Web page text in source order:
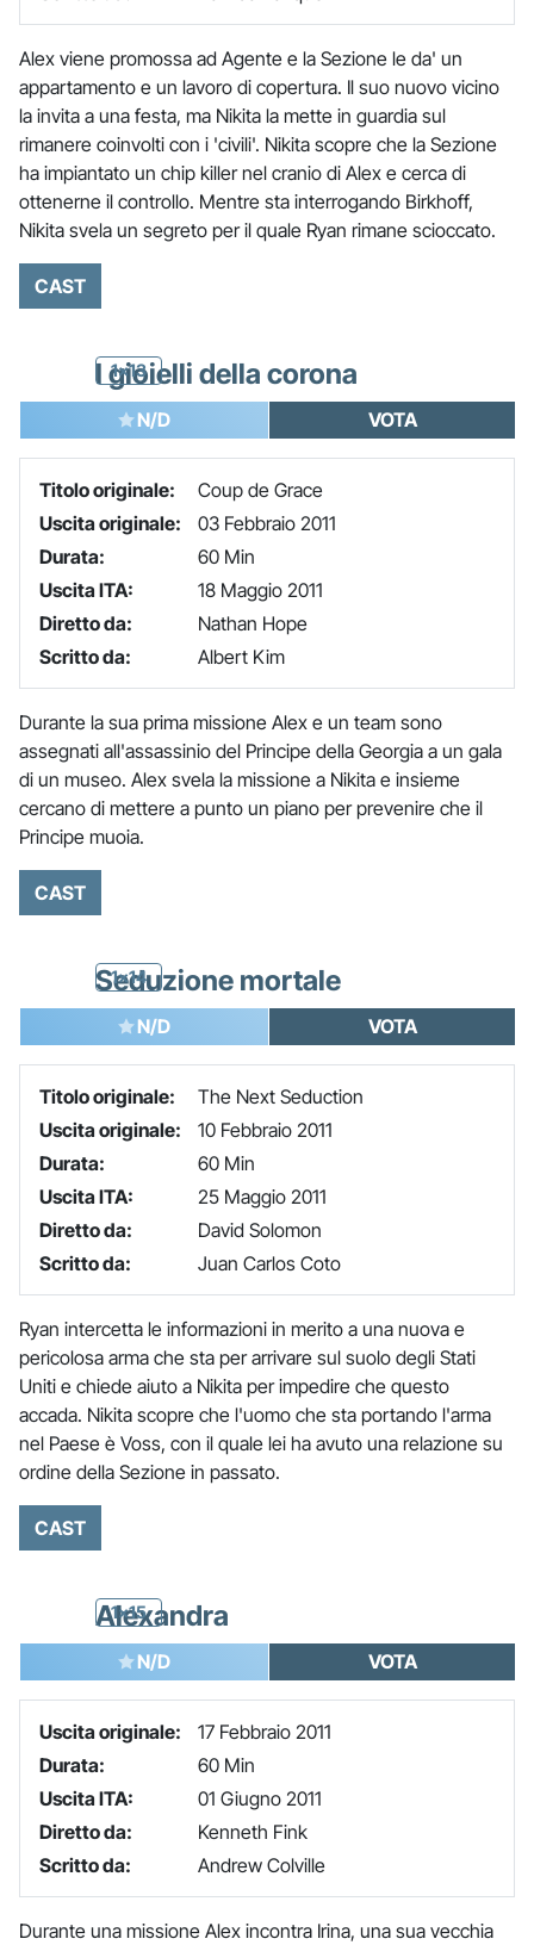
Alex viene promossa ad Agente e la Sezione le da' un
appartamento e un lavoro di copertura. Il suo nuovo vicino
la invita a una festa, ma Nikita la mette in guardia sul
rimanere coinvolti con i 'civili'. Nikita scopre che la Sezione
ha impiantato un chip killer nel cranio di Alex e cerca di
ottenerne il controllo. Mentre sta interrogando Birkhoff,
Nikita svela un segreto per il quale Ryan rimane scioccato.
CAST
1x13
I gioielli della corona
N/D VOTA
Titolo originale:
Coup de Grace
Uscita originale:
03 Febbraio 2011
Durata:
60 Min
Uscita ITA:
18 Maggio 2011
Diretto da:
Nathan Hope
Scritto da:
Albert Kim
Durante la sua prima missione Alex e un team sono
assegnati all'assassinio del Principe della Georgia a un gala
di un museo. Alex svela la missione a Nikita e insieme
cercano di mettere a punto un piano per prevenire che il
Principe muoia.
CAST
1x14
Seduzione mortale
N/D VOTA
Titolo originale:
The Next Seduction
Uscita originale:
10 Febbraio 2011
Durata:
60 Min
Uscita ITA:
25 Maggio 2011
Diretto da:
David Solomon
Scritto da:
Juan Carlos Coto
Ryan intercetta le informazioni in merito a una nuova e
pericolosa arma che sta per arrivare sul suolo degli Stati
Uniti e chiede aiuto a Nikita per impedire che questo
accada. Nikita scopre che l'uomo che sta portando l'arma
nel Paese è Voss, con il quale lei ha avuto una relazione su
ordine della Sezione in passato.
CAST
1x15
Alexandra
N/D VOTA
Uscita originale:
17 Febbraio 2011
Durata:
60 Min
Uscita ITA:
01 Giugno 2011
Diretto da:
Kenneth Fink
Scritto da:
Andrew Colville
Durante una missione Alex incontra Irina, una sua vecchia